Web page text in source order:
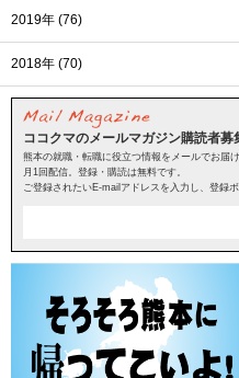
2019年 (76)
2018年 (70)
ココクマのメールマガジン購読者募
熊本の就職・転職に役立つ情報をメールでお届け
月1回配信。登録・購読は無料です。
ご登録されたいE-mailアドレスを入力し、登録